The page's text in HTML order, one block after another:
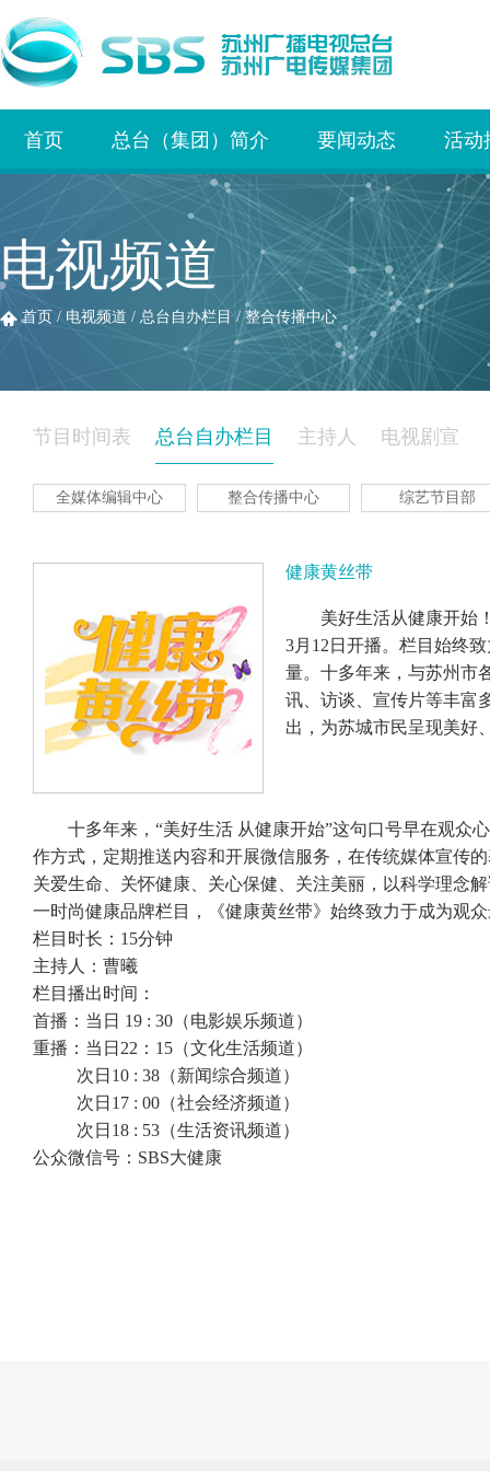
首页 总台（集团）简介 要闻动态 活动
电视频道
首页 / 电视频道 / 总台自办栏目 /整合传播中心
节目时间表 总台自办栏目
全媒体编辑中心 整合传播中心 综艺节目部
主持人 电视剧宣
健康黄丝带
美好生活从健康开始
3月12日开播。栏目始终
量。十多年来，与苏州市
讯、访谈、宣传片等丰富
出，为苏城市民呈现美好
十多年来，“美好生活 从健康开始”这句口号早在观众
作方式，定期推送内容和开展微信服务，在传统媒体宣传
关爱生命、关怀健康、关心保健、关注美丽，以科学理念
一时尚健康品牌栏目，《健康黄丝带》始终致力于成为观
栏目时长：15分钟
主持人：曹曦
栏目播出时间：
首播：当日 19 : 30（电影娱乐频道）
重播：当日22：15（文化生活频道）
次日10 : 38（新闻综合频道）
次日17 : 00（社会经济频道）
次日18 : 53（生活资讯频道）
公众微信号：SBS大健康